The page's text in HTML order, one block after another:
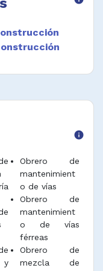
en la
como
el terreno
de obras
enganches
y
o camiones
materiales de
de obras
y cunetas
manuales
y otros
info
y
Obrero de
mantenimient
o de vías
Obrero de
mantenimient
o de vías
férreas
Obrero de
mezcla de